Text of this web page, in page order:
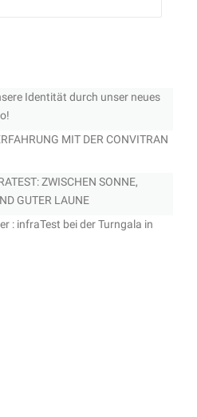
Identität durch unser neues
MIT DER CONVITRAN
ZWISCHEN SONNE,
GUTER LAUNE
: infraTest bei der Turngala in